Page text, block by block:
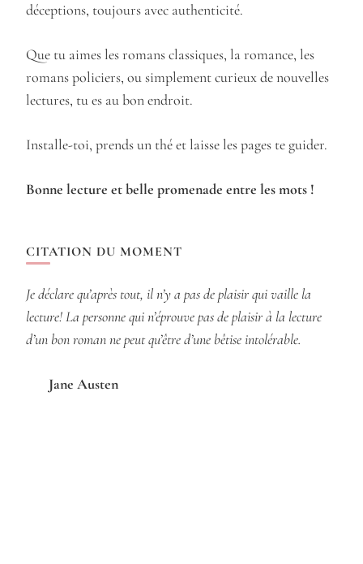
déceptions, toujours avec authenticité.
Que tu aimes les romans classiques, la romance, les
romans policiers, ou simplement curieux de nouvelles
lectures, tu es au bon endroit.
Installe-toi, prends un thé et laisse les pages te guider.
Bonne lecture et belle promenade entre les mots !
CITATION DU MOMENT
Je déclare qu’après tout, il n’y a pas de plaisir qui vaille la
lecture! La personne qui n’éprouve pas de plaisir à la lecture
d’un bon roman ne peut qu’être d’une bêtise intolérable.
Jane Austen